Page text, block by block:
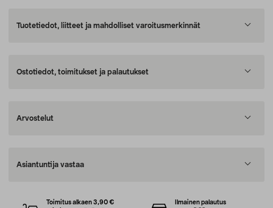
Tuotetiedot, liitteet ja mahdolliset varoitusmerkinnät
Ostotiedot, toimitukset ja palautukset
Arvostelut
Asiantuntija vastaa
Toimitus alkaen 3,90 €
Ilmainen palautus